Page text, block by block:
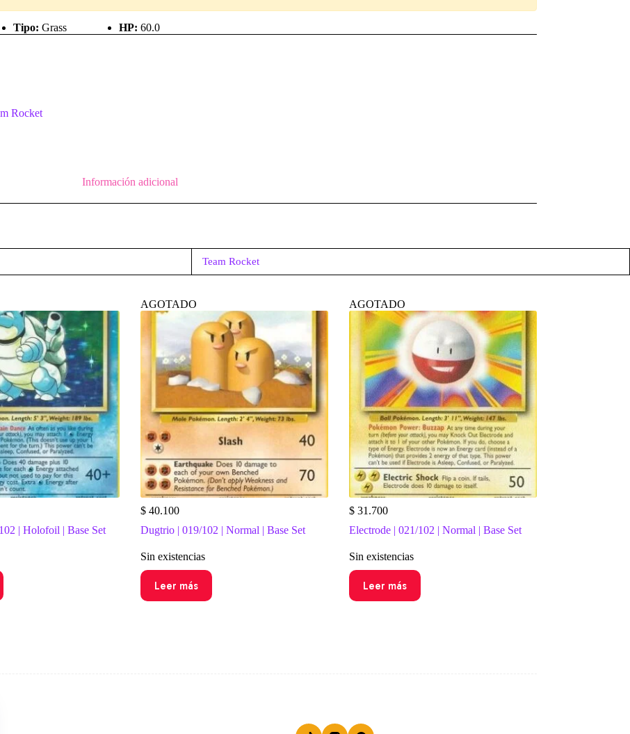
Tipo: Grass HP: 60.0
Rocket
Información adicional
Team Rocket
| Holofoil | Base Set
AGOTADO
$40.100
Dugtrio | 019/102 | Normal | Base Set
Sin existencias
Leer más
AGOTADO
$31.700
Electrode | 021/102 | Normal | Base Set
Sin existencias
Leer más